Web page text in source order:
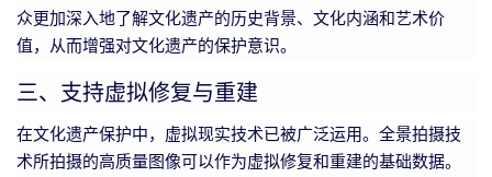
众更加深入地了解文化遗产的历史背景、文化内涵和艺术价
值，从而增强对文化遗产的保护意识。
三、支持虚拟修复与重建
在文化遗产保护中，虚拟现实技术已被广泛运用。全景拍摄技
术所拍摄的高质量图像可以作为虚拟修复和重建的基础数据。